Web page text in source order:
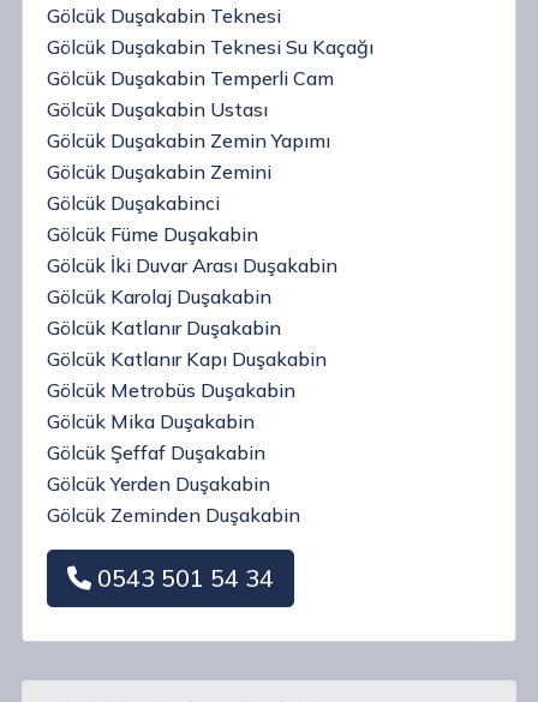
Gölcük Duşakabin Teknesi
Gölcük Duşakabin Teknesi Su Kaçağı
Gölcük Duşakabin Temperli Cam
Gölcük Duşakabin Ustası
Gölcük Duşakabin Zemin Yapımı
Gölcük Duşakabin Zemini
Gölcük Duşakabinci
Gölcük Füme Duşakabin
Gölcük İki Duvar Arası Duşakabin
Gölcük Karolaj Duşakabin
Gölcük Katlanır Duşakabin
Gölcük Katlanır Kapı Duşakabin
Gölcük Metrobüs Duşakabin
Gölcük Mika Duşakabin
Gölcük Şeffaf Duşakabin
Gölcük Yerden Duşakabin
Gölcük Zeminden Duşakabin
0543 501 54 34